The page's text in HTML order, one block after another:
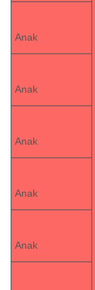
Anak
Anak
Anak
Anak
Anak